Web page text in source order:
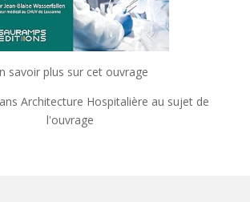
savoir plus sur cet ouvrage
Architecture Hospitalière au sujet de
l'ouvrage